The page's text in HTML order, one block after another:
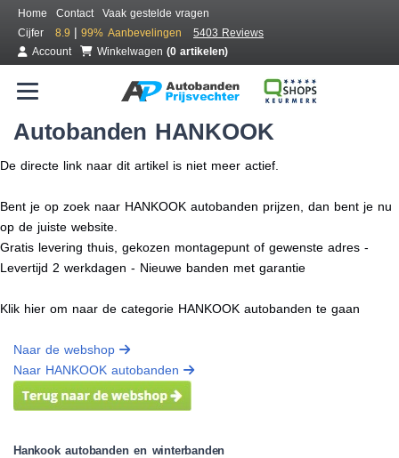
Home Contact
Vaak gestelde vragen
Cijfer
8.9 | 99% Aanbevelingen
5403 Reviews
Account
Winkelwagen (0 artikelen)
Autobanden HANKOOK
De directe link naar dit artikel is niet meer actief.
Bent je op zoek naar HANKOOK autobanden prijzen, dan bent je nu
op de juiste website.
Gratis levering thuis, gekozen montagepunt of gewenste adres -
Levertijd 2 werkdagen - Nieuwe banden met garantie
Klik hier om naar de categorie HANKOOK autobanden te gaan
Naar de webshop
Naar HANKOOK autobanden
Hankook autobanden en winterbanden